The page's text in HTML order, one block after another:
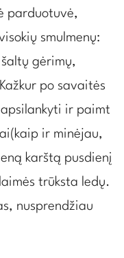
parduotuvė,
smulmenų:
gėrimų,
po savaitės
ir paimt
ir minėjau,
karštą pusdienį
trūksta ledų.
nusprendžiau